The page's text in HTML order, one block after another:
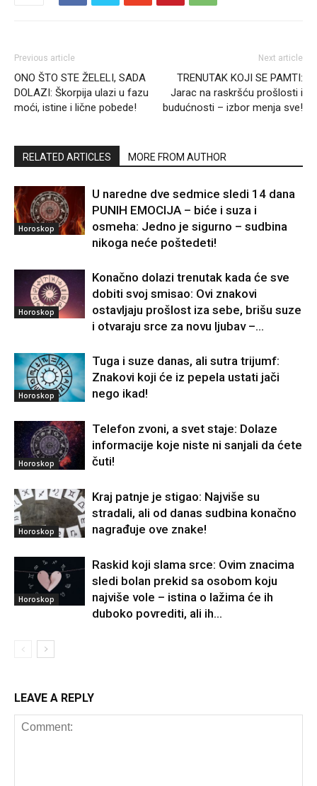
Previous article
ONO ŠTO STE ŽELELI, SADA
DOLAZI: Škorpija ulazi u fazu
moći, istine i lične pobede!
Next article
TRENUTAK KOJI SE PAMTI:
Jarac na raskršću prošlosti i
budućnosti – izbor menja sve!
RELATED ARTICLES MORE FROM AUTHOR
Horoskop
U naredne dve sedmice sledi 14 dana
PUNIH EMOCIJA – biće i suza i
osmeha: Jedno je sigurno – sudbina
nikoga neće poštedeti!
Horoskop
Konačno dolazi trenutak kada će sve
dobiti svoj smisao: Ovi znakovi
ostavljaju prošlost iza sebe, brišu suze
i otvaraju srce za novu ljubav –...
Horoskop
Tuga i suze danas, ali sutra trijumf:
Znakovi koji će iz pepela ustati jači
nego ikad!
Horoskop
Telefon zvoni, a svet staje: Dolaze
informacije koje niste ni sanjali da ćete
čuti!
Horoskop
Kraj patnje je stigao: Najviše su
stradali, ali od danas sudbina konačno
nagrađuje ove znake!
Horoskop
Raskid koji slama srce: Ovim znacima
sledi bolan prekid sa osobom koju
najviše vole – istina o lažima će ih
duboko povrediti, ali ih...
LEAVE A REPLY